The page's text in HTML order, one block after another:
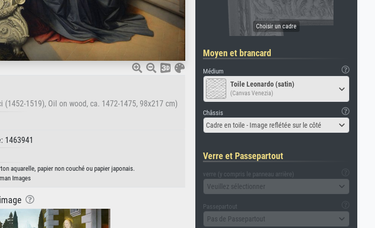
1519), Oil on wood, ca. 1472-1475, 98x217 cm)
1463941
aquarelle, papier non couché ou papier japonais.
Images
Moyen et brancard
Médium
Toile Leonardo (satin)
(Canvas Venezia)
Châssis
Cadre en toile - Image reflétée sur le côté
Verre et Passepartout
verre (y compris le panneau arrière)
Veuillez sélectionner
Passepartout
Pas de Passepartout